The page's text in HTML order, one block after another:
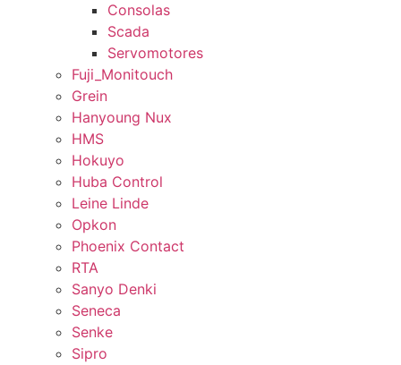
Consolas
Scada
Servomotores
Fuji_Monitouch
Grein
Hanyoung Nux
HMS
Hokuyo
Huba Control
Leine Linde
Opkon
Phoenix Contact
RTA
Sanyo Denki
Seneca
Senke
Sipro